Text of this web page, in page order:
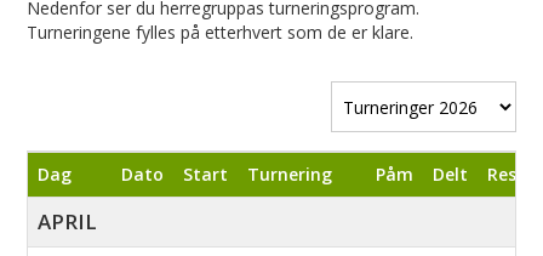
Nedenfor ser du herregruppas turneringsprogram.
Turneringene fylles på etterhvert som de er klare.
Dag Dato Start Turnering Påm Delt Res
APRIL